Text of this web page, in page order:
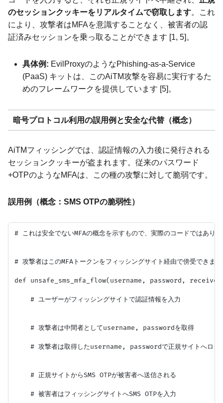
のセッションクッキーをリアルタイムで窃取します。これ
により、攻撃者はMFAを意識することなく、被害者の認
証済みセッションを乗っ取ることができます [1, 5]。
具体例: EvilProxyのようなPhishing-as-a-Service
(PaaS) キットは、このAiTM攻撃を容易に実行するた
めのフレームワークを提供しています [5]。
暗号プロトコル利用の誤用例と安全な代替（概念）
AiTMフィッシングでは、認証情報の入力後に発行される
セッションクッキーが盗まれます。従来のパスワード
+OTPのようなMFAは、この種の攻撃に対して脆弱です。
誤用例（概念：SMS OTPの脆弱性）
# これは安全でないMFAの概念を示すもので、実際のコードではあり
# 攻撃者はこのMFAトークンをフィッシングサイト経由で傍受できま
def unsafe_sms_mfa_flow(username, password,
    # ユーザーがフィッシングサイトで認証情報を入力
    # 攻撃者は中間者としてusername, passwordを取得
# 攻撃者は取得したusername, passwordで正規サイトへログ
    # 正規サイトからSMS OTPが被害者へ送信される
    # 被害者はフィッシングサイトへSMS OTPを入力